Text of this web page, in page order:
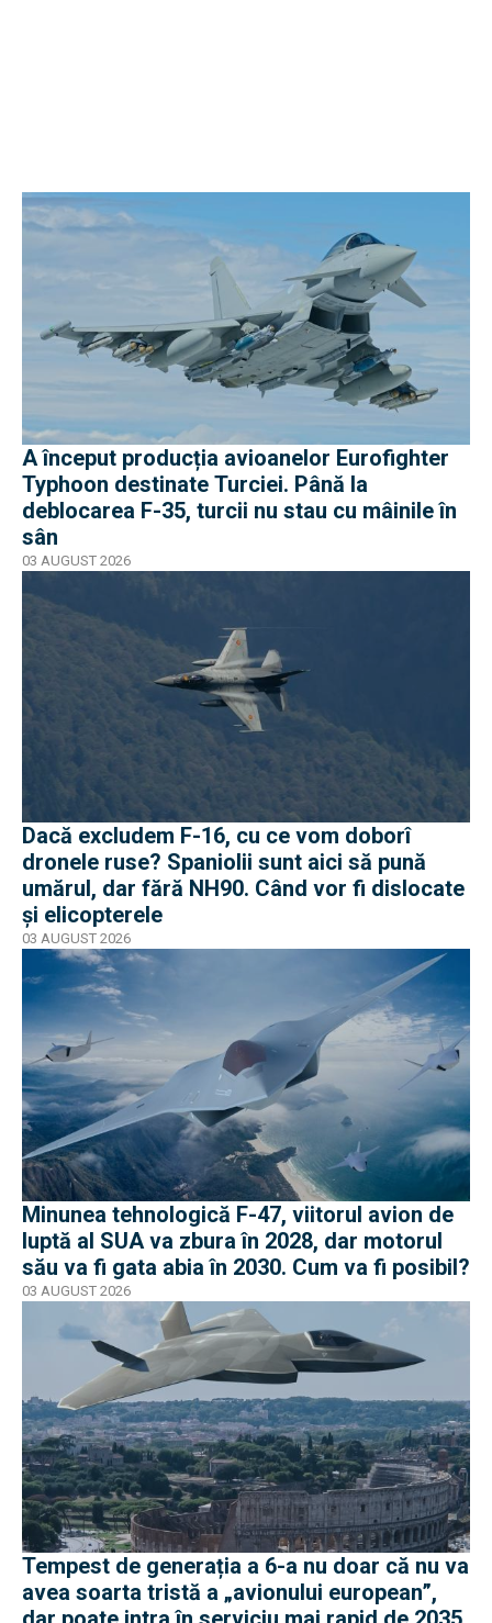
A început producția avioanelor Eurofighter
Typhoon destinate Turciei. Până la
deblocarea F-35, turcii nu stau cu mâinile în
sân
03 AUGUST 2026
Dacă excludem F-16, cu ce vom doborî
dronele ruse? Spaniolii sunt aici să pună
umărul, dar fără NH90. Când vor fi dislocate
și elicopterele
03 AUGUST 2026
Minunea tehnologică F-47, viitorul avion de
luptă al SUA va zbura în 2028, dar motorul
său va fi gata abia în 2030. Cum va fi posibil?
03 AUGUST 2026
Tempest de generația a 6-a nu doar că nu va
avea soarta tristă a „avionului european”,